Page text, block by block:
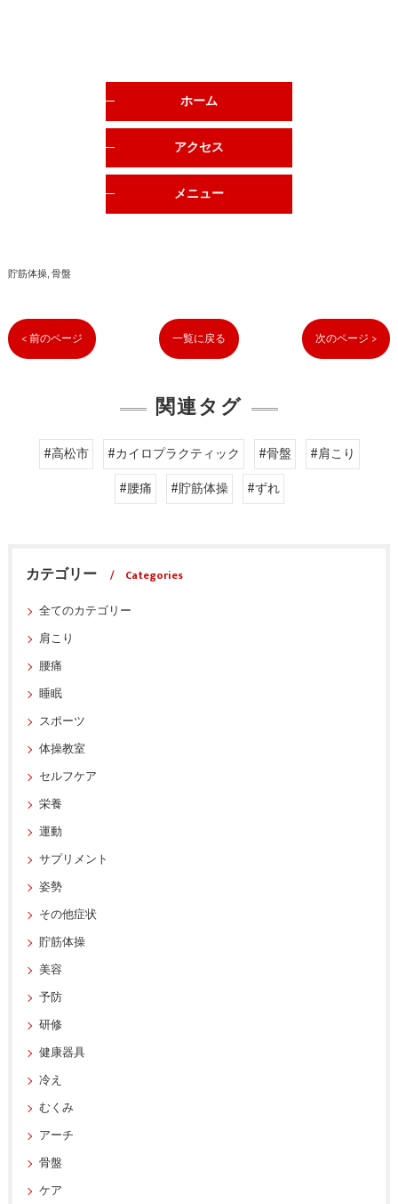
ホーム
アクセス
メニュー
貯筋体操 骨盤
< 前のページ 一覧に戻る 次のページ >
関連タグ
#高松市 #カイロプラクティック #骨盤
#肩こり
#腰痛
#貯筋体操 #ずれ
カテゴリー
Categories
全てのカテゴリー
肩こり
腰痛
睡眠
スポーツ
体操教室
セルフケア
栄養
運動
サプリメント
姿勢
その他症状
貯筋体操
美容
予防
研修
健康器具
冷え
むくみ
アーチ
骨盤
ケア